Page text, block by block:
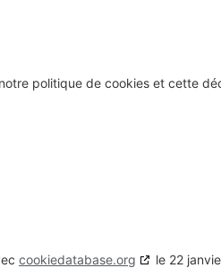
politique de cookies et cette
cookiedatabase.org le 22